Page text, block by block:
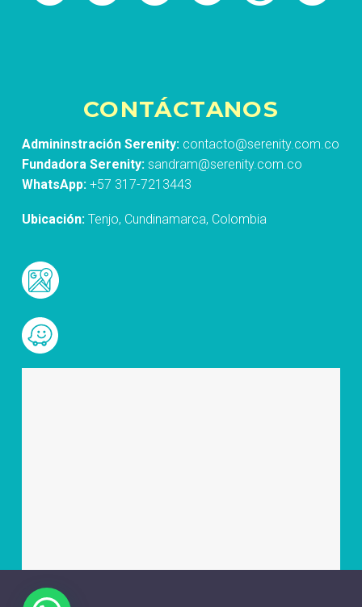
CONTÁCTANOS
Admininstración Serenity: contacto@serenity.com.co
Fundadora Serenity: sandram@serenity.com.co
WhatsApp: +57 317-7213443
Ubicación: Tenjo, Cundinamarca, Colombia